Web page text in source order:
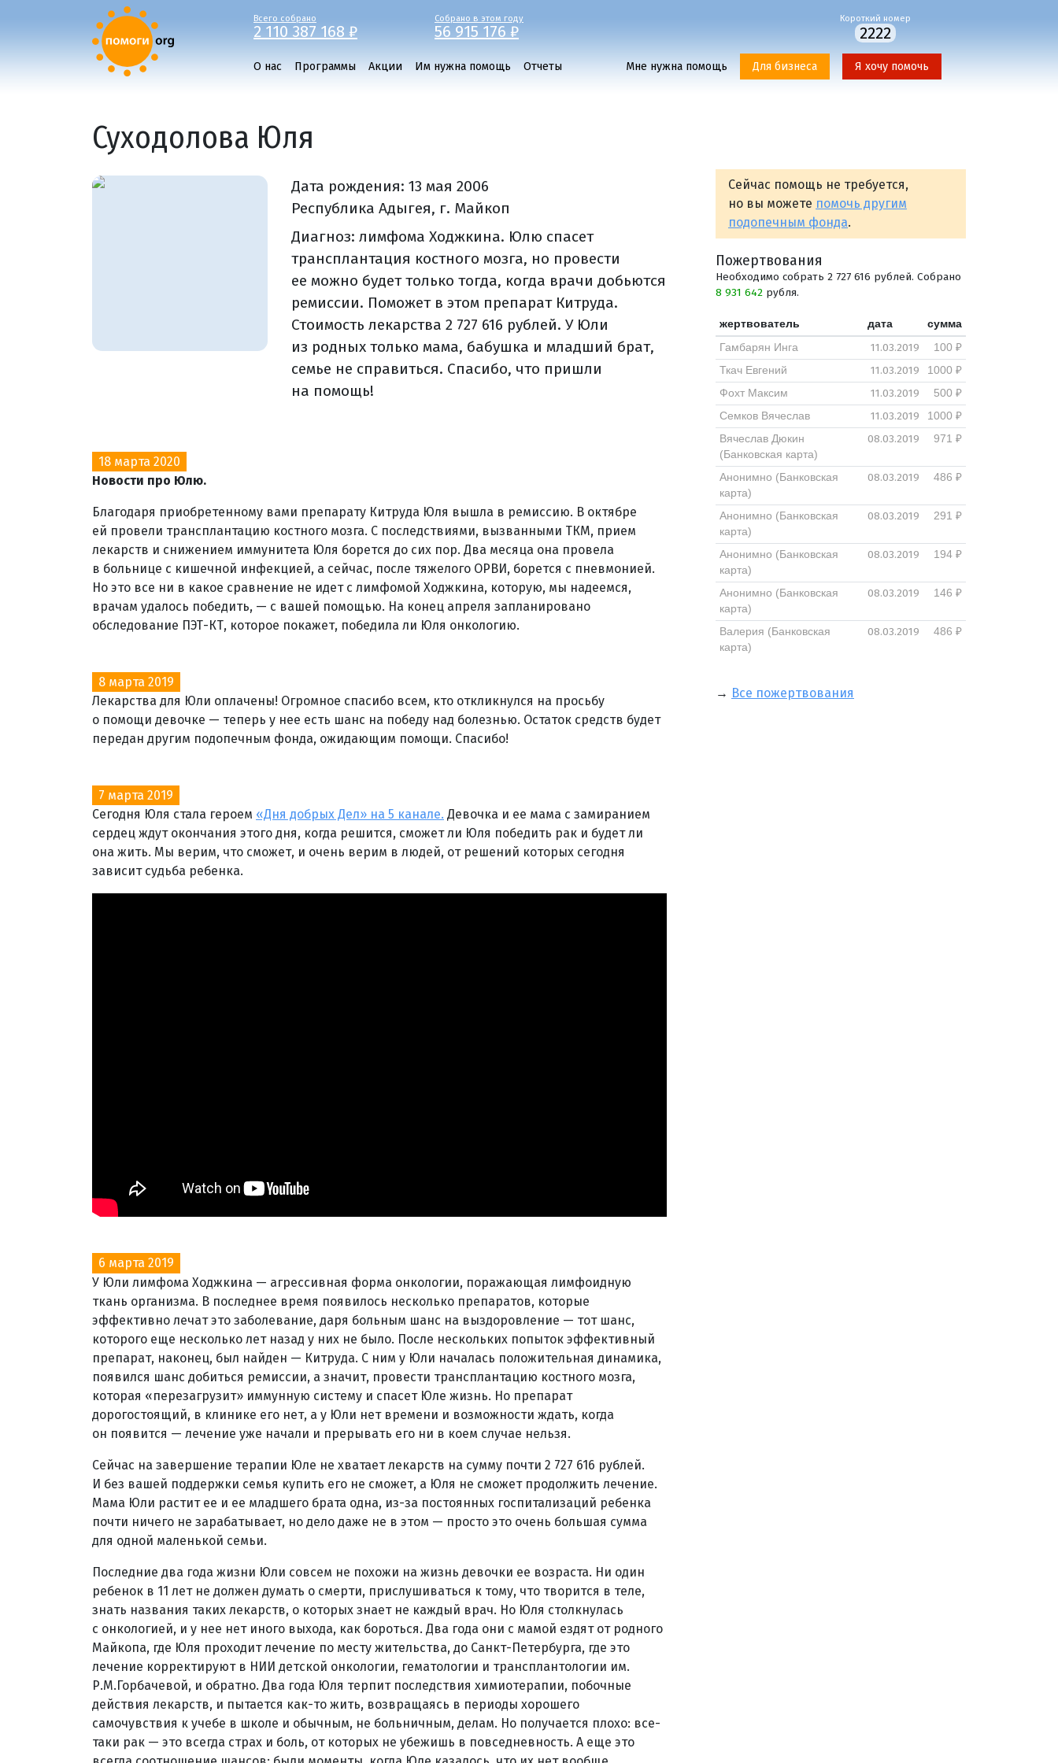
Всего собрано
2 110 387 168 ₽
Собрано в этом году
56 915 176 ₽
Короткий номер
2222
О нас Программы Акции Им нужна помощь Отчеты Мне нужна помощь Для бизнеса Я хочу помочь
Суходолова Юля
Дата рождения:13 мая 2006
Республика Адыгея, г. Майкоп
Диагноз: лимфома Ходжкина. Юлю спасет
трансплантация костного мозга, но провести
ее можно будет только тогда, когда врачи добьются
ремиссии. Поможет в этом препарат Китруда.
Стоимость лекарства 2 727 616 рублей. У Юли
из родных только мама, бабушка и младший брат,
семье не справиться. Спасибо, что пришли
на помощь!
18 марта 2020
Новости про Юлю.
Благодаря приобретенному вами препарату Китруда Юля вышла в ремиссию. В октябре
ей провели трансплантацию костного мозга. С последствиями, вызванными ТКМ, прием
лекарств и снижением иммунитета Юля борется до сих пор. Два месяца она провела
в больнице с кишечной инфекцией, а сейчас, после тяжелого ОРВИ, борется с пневмонией.
Но это все ни в какое сравнение не идет с лимфомой Ходжкина, которую, мы надеемся,
врачам удалось победить, — с вашей помощью. На конец апреля запланировано
обследование ПЭТ-КТ, которое покажет, победила ли Юля онкологию.
8 марта 2019
Лекарства для Юли оплачены! Огромное спасибо всем, кто откликнулся на просьбу
о помощи девочке — теперь у нее есть шанс на победу над болезнью. Остаток средств будет
передан другим подопечным фонда, ожидающим помощи. Спасибо!
7 марта 2019
Сегодня Юля стала героем «Дня добрых Дел» на 5 канале. Девочка и ее мама с замиранием
сердец ждут окончания этого дня, когда решится, сможет ли Юля победить рак и будет ли
она жить. Мы верим, что сможет, и очень верим в людей, от решений которых сегодня
зависит судьба ребенка.
6 марта 2019
У Юли лимфома Ходжкина — агрессивная форма онкологии, поражающая лимфоидную
ткань организма. В последнее время появилось несколько препаратов, которые
эффективно лечат это заболевание, даря больным шанс на выздоровление — тот шанс,
которого еще несколько лет назад у них не было. После нескольких попыток эффективный
препарат, наконец, был найден — Китруда. С ним у Юли началась положительная динамика,
появился шанс добиться ремиссии, а значит, провести трансплантацию костного мозга,
которая «перезагрузит» иммунную систему и спасет Юле жизнь. Но препарат
дорогостоящий, в клинике его нет, а у Юли нет времени и возможности ждать, когда
он появится — лечение уже начали и прерывать его ни в коем случае нельзя.
Сейчас на завершение терапии Юле не хватает лекарств на сумму почти 2 727 616 рублей.
И без вашей поддержки семья купить его не сможет, а Юля не сможет продолжить лечение.
Мама Юли растит ее и ее младшего брата одна, из-за постоянных госпитализаций ребенка
почти ничего не зарабатывает, но дело даже не в этом — просто это очень большая сумма
для одной маленькой семьи.
Последние два года жизни Юли совсем не похожи на жизнь девочки ее возраста. Ни один
ребенок в 11 лет не должен думать о смерти, прислушиваться к тому, что творится в теле,
знать названия таких лекарств, о которых знает не каждый врач. Но Юля столкнулась
с онкологией, и у нее нет иного выхода, как бороться. Два года они с мамой ездят от родного
Майкопа, где Юля проходит лечение по месту жительства, до Санкт-Петербурга, где это
лечение корректируют в НИИ детской онкологии, гематологии и трансплантологии им.
Р.М.Горбачевой, и обратно. Два года Юля терпит последствия химиотерапии, побочные
действия лекарств, и пытается как-то жить, возвращаясь в периоды хорошего
самочувствия к учебе в школе и обычным, не больничным, делам. Но получается плохо: все-
таки рак — это всегда страх и боль, от которых не убежишь в повседневность. А еще это
Сейчас помощь не требуется,
но вы можете помочь другим
подопечным фонда.
Пожертвования
Необходимо собрать 2 727 616 рублей. Собрано
8 931 642 рубля.
жертвователь дата
сумма
Гамбарян Инга
11.03.2019
100 ₽
Ткач Евгений
11.03.2019
1000 ₽
Фохт Максим
11.03.2019
500 ₽
Семков Вячеслав
11.03.2019
1000 ₽
Вячеслав Дюкин
(Банковская карта)
08.03.2019 971 ₽
Анонимно (Банковская
карта)
08.03.2019 486 ₽
Анонимно (Банковская
карта)
08.03.2019 291 ₽
Анонимно (Банковская
карта)
08.03.2019 194 ₽
Анонимно (Банковская
карта)
08.03.2019 146 ₽
Валерия (Банковская
карта)
08.03.2019 486 ₽
→ Все пожертвования